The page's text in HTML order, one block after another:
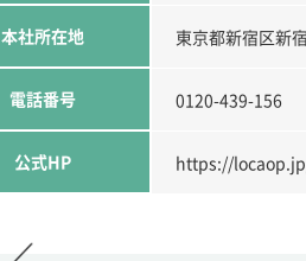
本社所在地 東京都新宿区新
電話番号 0120-439-156
公式HP https://